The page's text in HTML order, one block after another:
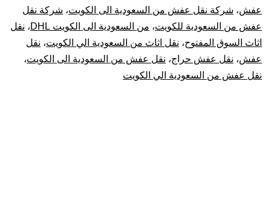
عفش، شركة نقل عفش من السعودية الى الكويت، شركة نقل
عفش من السعودية للكويت، من السعودية الى الكويت DHL ، نقل
اثاث السوق المفتوح، نقل اثاث من السعودية الي الكويت، نقل
عفش، نقل عفش حراج، نقل عفش من السعودية الى الكويت،
نقل عفش من السعودية الي الكويت